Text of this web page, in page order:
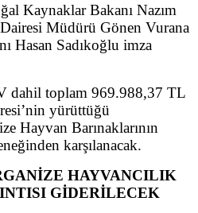
Kaynaklar Bakanı Nazım
Müdürü Gönen Vurana
Hasan Sadıkoğlu imza
dahil toplam 969.988,37 TL
yürüttüğü
Hayvan Barınaklarının
karşılanacak.
HAYVANCILIK
GİDERİLECEK